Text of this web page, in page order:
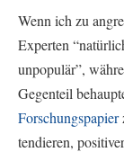
Wenn ich zu
Experten
unpopulär”,
Gegenteil
Forschungspapier
tendieren,